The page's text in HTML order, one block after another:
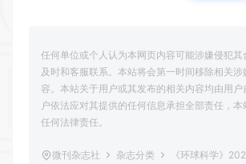
任何单位或个人认为本网页内容可能涉嫌侵犯其
及时和客服联系。本站将会第一时间移除相关涉
容。本站关于用户或其发布的相关内容均由用户
户依法应对其提供的任何信息承担全部责任，本
任何法律责任。
微刊杂志社 杂志分类
《环球科学》